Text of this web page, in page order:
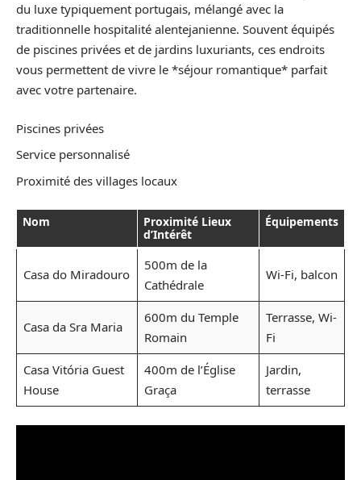
du luxe typiquement portugais, mélangé avec la
traditionnelle hospitalité alentejanienne. Souvent équipés
de piscines privées et de jardins luxuriants, ces endroits
vous permettent de vivre le *séjour romantique* parfait
avec votre partenaire.
Piscines privées
Service personnalisé
Proximité des villages locaux
Nom
Proximité Lieux
d’Intérêt
Équipements
Casa do Miradouro
500m de la
Cathédrale
Wi-Fi, balcon
Casa da Sra Maria
600m du Temple
Romain
Terrasse, Wi-
Fi
Casa Vitória Guest
House
400m de l’Église
Graça
Jardin,
terrasse